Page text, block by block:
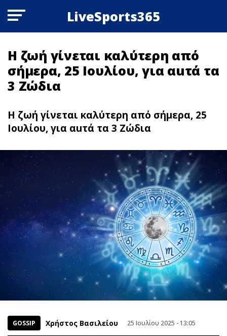
LiveSports365
Η ζωή γίνεται καλύτερη από
σήμερα, 25 Ιουλίου, για αuτά τα
3 Zώδια
Η ζωή γίνεται καλύτερη από σήμερα, 25
Ιουλίου, για αuτά τα 3 Zώδια
GOSSIP Χρήστος Βασιλείου 25 Ιουλίου 2025 - 13:05